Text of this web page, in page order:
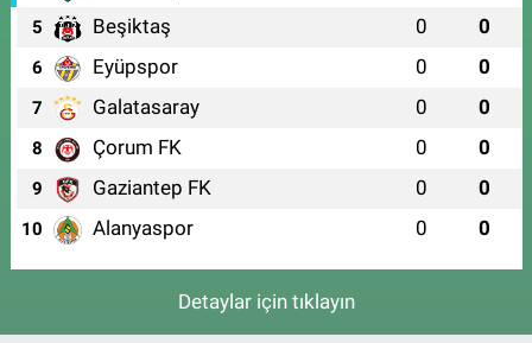
5 Beşiktaş 0 0
6 Eyüpspor 0 0
7 Galatasaray 0 0
8 Çorum FK 0 0
9 Gaziantep FK 0 0
10 Alanyaspor 0 0
Detaylar için tıklayın